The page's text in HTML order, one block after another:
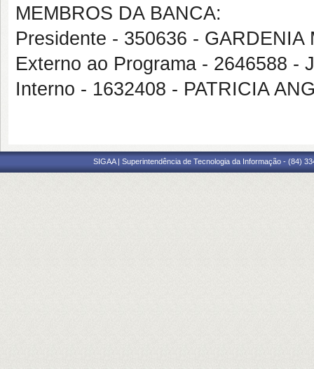
MEMBROS DA BANCA:
Presidente - 350636 -
Externo ao Programa - 2646588 -
Interno - 1632408 - PATRICIA
SIGAA | Superintendência de Tecnologia da Informação - (84)